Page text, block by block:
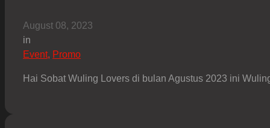
August 08, 2023
in
Event, Promo
Hai Sobat Wuling Lovers di bulan Agustus 2023 ini